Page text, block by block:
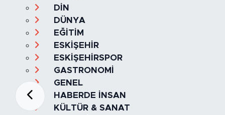
DİN
DÜNYA
EĞİTİM
ESKİŞEHİR
ESKİŞEHİRSPOR
GASTRONOMİ
GENEL
HABERDE İNSAN
KÜLTÜR & SANAT